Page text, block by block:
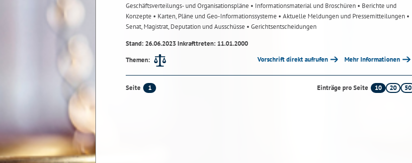
Geschäftsverteilungs- und Organisationspläne • Informationsmaterial und Broschüren • Berichte und
Konzepte • Karten, Pläne und Geo-Informationssysteme • Aktuelle Meldungen und Pressemitteilungen •
Senat, Magistrat, Deputation und Ausschüsse • Gerichtsentscheidungen
Stand: 26.06.2023 Inkrafttreten: 11.01.2000
Themen:
Vorschrift direkt aufrufen Mehr Informationen
Seite 1 Einträge pro Seite 10 20 50